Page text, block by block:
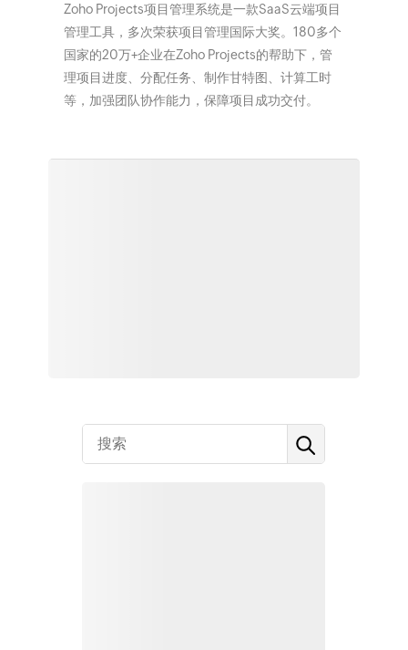
Zoho Projects项目管理系统是一款SaaS云端项目
管理工具，多次荣获项目管理国际大奖。180多个
国家的20万+企业在Zoho Projects的帮助下，管
理项目进度、分配任务、制作甘特图、计算工时
等，加强团队协作能力，保障项目成功交付。